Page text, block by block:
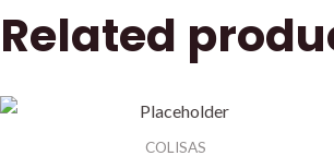
Related
COLISAS